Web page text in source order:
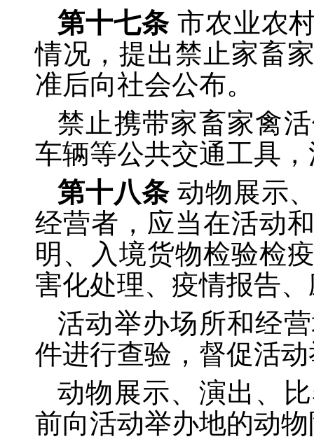
第十七条 市农业农
情况，提出禁止家畜
准后向社会公布。
禁止携带家畜家禽
车辆等公共交通工具
第十八条 动物展示
经营者，应当在活动
明、入境货物检验检
害化处理、疫情报告
活动举办场所和经
件进行查验，督促活
动物展示、演出、
前向活动举办地的动